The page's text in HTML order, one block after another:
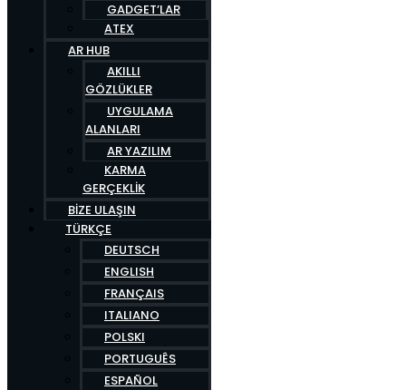
GADGET’LAR
ATEX
AR HUB
AKILLI
GÖZLÜKLER
UYGULAMA
ALANLARI
AR YAZILIM
KARMA
GERÇEKLIK
BIZE ULAŞIN
TÜRKÇE
DEUTSCH
ENGLISH
FRANÇAIS
ITALIANO
POLSKI
PORTUGUÊS
ESPAÑOL